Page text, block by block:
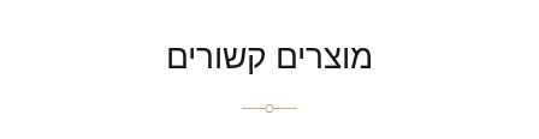
מוצרים קשורים